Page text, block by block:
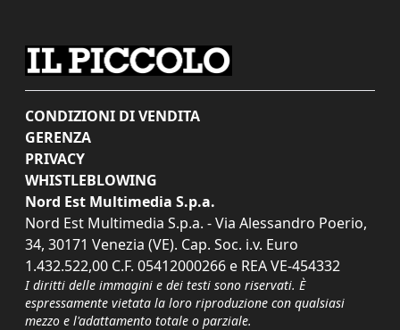
CONDIZIONI DI VENDITA
GERENZA
PRIVACY
WHISTLEBLOWING
Nord Est Multimedia S.p.a.
Nord Est Multimedia S.p.a. - Via Alessandro Poerio,
34, 30171 Venezia (VE). Cap. Soc. i.v. Euro
1.432.522,00 C.F. 05412000266 e REA VE-454332
I diritti delle immagini e dei testi sono riservati. È
espressamente vietata la loro riproduzione con qualsiasi
mezzo e l'adattamento totale o parziale.